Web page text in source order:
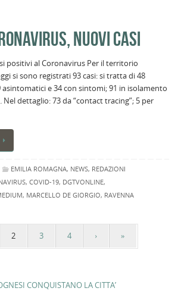
NUOVI CASI
positivi al Coronavirus Per il territorio
si sono registrati 93 casi: si tratta di 48
asintomatici e 34 con sintomi; 91 in isolamento
dettaglio: 73 da “contact tracing”; 5 per
EMILIA ROMAGNA, NEWS, REDAZIONI
, COVID-19, DGTVONLINE,
, MARCELLO DE GIORGIO, RAVENNA
2 3 4 › »
CONQUISTANO LA CITTA’